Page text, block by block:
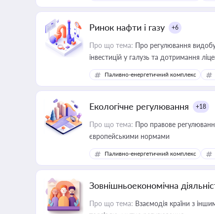
Ринок нафти і газу +6
Про що тема: Про регулювання
інвестицій у галузь та дотримання
Паливно-енергетичний комплекс
Екологічне регулювання +18
Про що тема: Про правове
європейськими нормами
Паливно-енергетичний комплекс
Зовнішньоекономічна
Про що тема: Взаємодія країни з